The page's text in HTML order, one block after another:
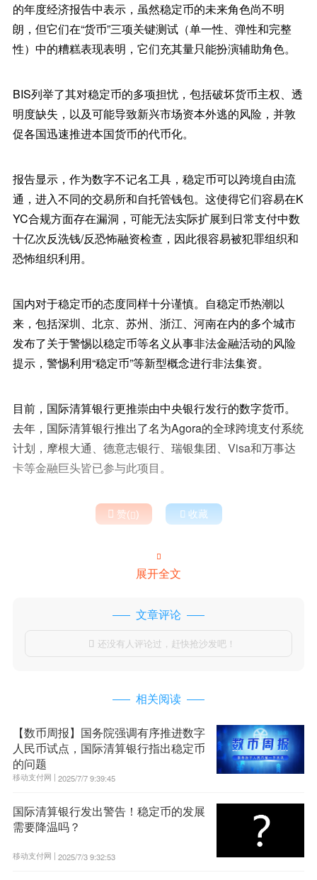
的年度经济报告中表示，虽然稳定币的未来角色尚不明
朗，但它们在“货币”三项关键测试（单一性、弹性和完整
性）中的糟糕表现表明，它们充其量只能扮演辅助角色。
BIS列举了其对稳定币的多项担忧，包括破坏货币主权、透
明度缺失，以及可能导致新兴市场资本外逃的风险，并敦
促各国迅速推进本国货币的代币化。
报告显示，作为数字不记名工具，稳定币可以跨境自由流
通，进入不同的交易所和自托管钱包。这使得它们容易在K
YC合规方面存在漏洞，可能无法实际扩展到日常支付中数
十亿次反洗钱/反恐怖融资检查，因此很容易被犯罪组织和
恐怖组织利用。
国内对于稳定币的态度同样十分谨慎。自稳定币热潮以
来，包括深圳、北京、苏州、浙江、河南在内的多个城市
发布了关于警惕以稳定币等名义从事非法金融活动的风险
提示，警惕利用“稳定币”等新型概念进行非法集资。
目前，国际清算银行更推崇由中央银行发行的数字货币。
去年，国际清算银行推出了名为Agora的全球跨境支付系统
计划，摩根大通、德意志银行、瑞银集团、Visa和万事达
卡等金融巨头皆已参与此项目。
 赞()  收藏

展开全文
文章评论
 还没有人评论过，赶快抢沙发吧！
相关阅读
【数币周报】国务院强调有序推进数字
人民币试点，国际清算银行指出稳定币
的问题
移动支付网 | 2025/7/7 9:39:45
国际清算银行发出警告！稳定币的发展
需要降温吗？
移动支付网 | 2025/7/3 9:32:53